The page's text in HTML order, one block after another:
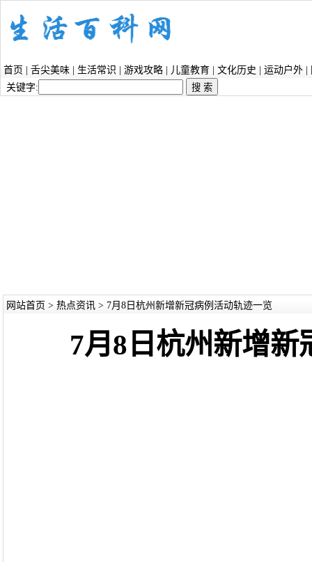
首页 舌尖美味 生活常识 游戏攻略 儿童教育 文化历史 运动户外
关键字:
网站首页 > 热点资讯> 7月8日杭州新增新冠病例活动轨迹一览
7月8日杭州新增